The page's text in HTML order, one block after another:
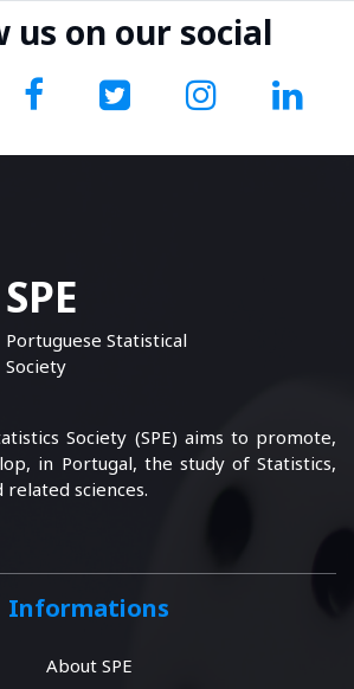
us on our social
SPE
Portuguese Statistical
Society
Society (SPE) aims to promote,
in Portugal, the study of Statistics,
sciences.
Informations
About SPE